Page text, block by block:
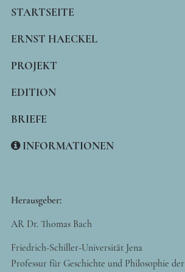
MAIN
NAVIGATION
STARTSEITE
ERNST HAECKEL
PROJEKT
EDITION
BRIEFE
INFORMATIONEN
Herausgeber:
AR Dr. Thomas Bach
Friedrich-Schiller-Universität Jena
Professur für Geschichte und Philosophie der